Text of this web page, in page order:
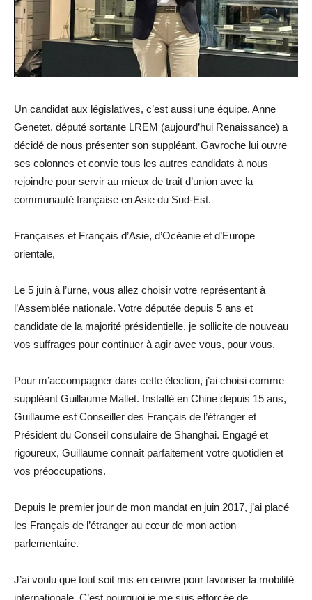
Un candidat aux législatives, c’est aussi une équipe. Anne
Genetet, député sortante LREM (aujourd’hui Renaissance) a
décidé de nous présenter son suppléant. Gavroche lui ouvre
ses colonnes et convie tous les autres candidats à nous
rejoindre pour servir au mieux de trait d’union avec la
communauté française en Asie du Sud-Est.
Françaises et Français d’Asie, d’Océanie et d’Europe
orientale,
Le 5 juin à l’urne, vous allez choisir votre représentant à
l’Assemblée nationale. Votre députée depuis 5 ans et
candidate de la majorité présidentielle, je sollicite de nouveau
vos suffrages pour continuer à agir avec vous, pour vous.
Pour m’accompagner dans cette élection, j’ai choisi comme
suppléant Guillaume Mallet. Installé en Chine depuis 15 ans,
Guillaume est Conseiller des Français de l’étranger et
Président du Conseil consulaire de Shanghai. Engagé et
rigoureux, Guillaume connaît parfaitement votre quotidien et
vos préoccupations.
Depuis le premier jour de mon mandat en juin 2017, j’ai placé
les Français de l’étranger au cœur de mon action
parlementaire.
J’ai voulu que tout soit mis en œuvre pour favoriser la mobilité
internationale. C’est pourquoi je me suis efforcée de